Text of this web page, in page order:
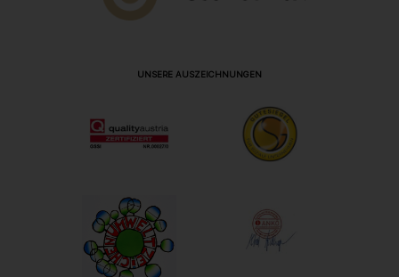
UNSERE AUSZEICHNUNGEN